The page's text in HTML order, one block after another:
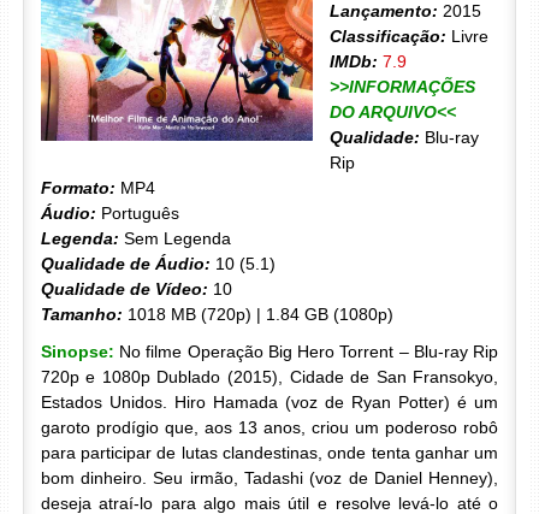
Lançamento: 2015
Classificação: Livre
IMDb: 7.9
>>INFORMAÇÕES
DO ARQUIVO<<
Qualidade: Blu-ray
Rip
Formato: MP4
Áudio: Português
Legenda: Sem Legenda
Qualidade de Áudio: 10 (5.1)
Qualidade de Vídeo: 10
Tamanho: 1018 MB (720p) | 1.84 GB (1080p)
Sinopse: No filme Operação Big Hero Torrent – Blu-ray Rip
720p e 1080p Dublado (2015), Cidade de San Fransokyo,
Estados Unidos. Hiro Hamada (voz de Ryan Potter) é um
garoto prodígio que, aos 13 anos, criou um poderoso robô
para participar de lutas clandestinas, onde tenta ganhar um
bom dinheiro. Seu irmão, Tadashi (voz de Daniel Henney),
deseja atraí-lo para algo mais útil e resolve levá-lo até o